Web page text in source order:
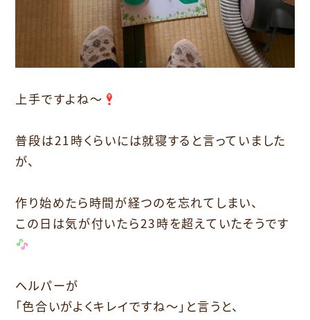
上手ですよね～
普段は21時くらいには就寝すると言っていました
が、
作り始めたら時間が経つのを忘れてしまい、
この日は気が付いたら23時を超えていたそうです
ヘルパーが
「色合いがよくキレイですね～」と言うと、